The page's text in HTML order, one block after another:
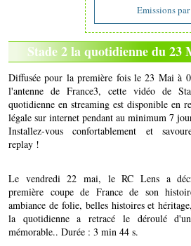
Emissions
Stade 2 la quotidienne du 23
Diffusée pour la première fois le 23 Mai à
l'antenne de France3, cette vidéo de
quotidienne en streaming est disponible en
légale sur internet pendant au minimum 7
Installez-vous confortablement et
replay !
Le vendredi 22 mai, le RC Lens a
première coupe de France de son
ambiance de folie, belles histoires et
la quotidienne a retracé le déroulé
mémorable.. Durée : 3 min 44 s.